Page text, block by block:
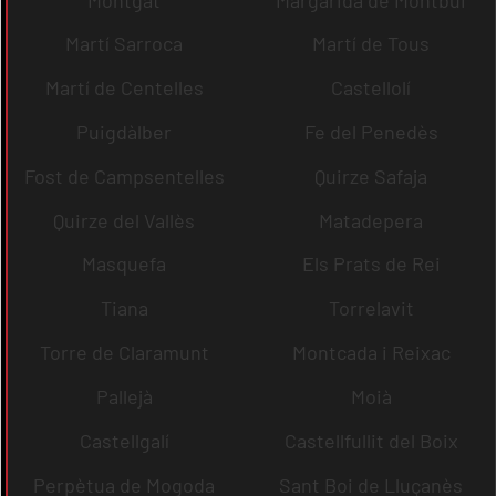
Martí Sarroca
Martí de Tous
Martí de Centelles
Castellolí
Puigdàlber
Fe del Penedès
Fost de Campsentelles
Quirze Safaja
Quirze del Vallès
Matadepera
Masquefa
Els Prats de Rei
Tiana
Torrelavit
Torre de Claramunt
Montcada i Reixac
Pallejà
Moià
Castellgalí
Castellfullit del Boix
Perpètua de Mogoda
Sant Boi de Lluçanès